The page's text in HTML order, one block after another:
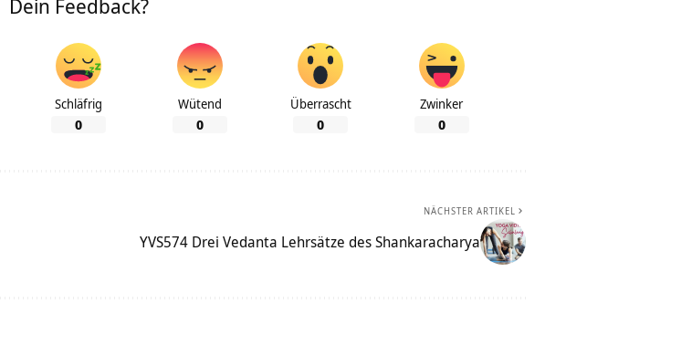
Schläfrig
0
Wütend
0
Überrascht
0
Zwinker
0
NÄCHSTER ARTIKEL
YVS574 Drei Vedanta Lehrsätze des Shankaracharya